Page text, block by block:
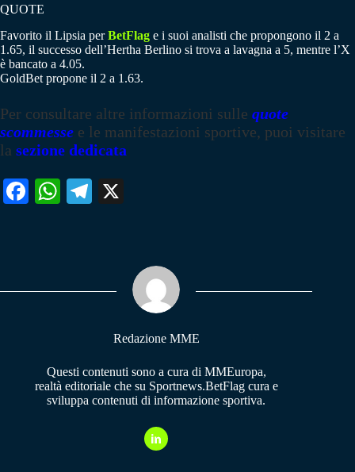
QUOTE
Favorito il Lipsia perBetFlag e i suoi analisti che propongono il 2 a
1.65, il successo dell’Hertha Berlino si trova a lavagna a 5, mentre l’X
è bancato a 4.05.
GoldBet propone il 2 a 1.63.
Per consultare altre informazioni sulle quote
scommesse e le manifestazioni sportive, puoi visitare
la sezione dedicata
Fa W
pp
Te
m
Redazione MME
Questi contenuti sono a cura di MMEuropa,
realtà editoriale che su Sportnews.BetFlag cura e
sviluppa contenuti di informazione sportiva.